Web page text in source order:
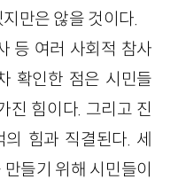
만은 않을 것이다.
등 여러 사회적 참사
확인한 점은 시민들
진 힘이다. 그리고 진
힘과 직결된다. 세
들기 위해 시민들이